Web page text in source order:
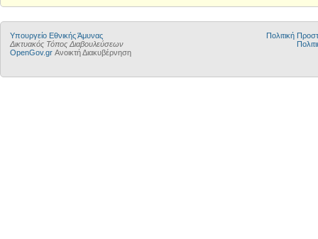
Υπουργείο Εθνικής Άμυνας
Δικτυακός Τόπος Διαβουλεύσεων
OpenGov.gr Ανοικτή Διακυβέρνηση
Πολιτική